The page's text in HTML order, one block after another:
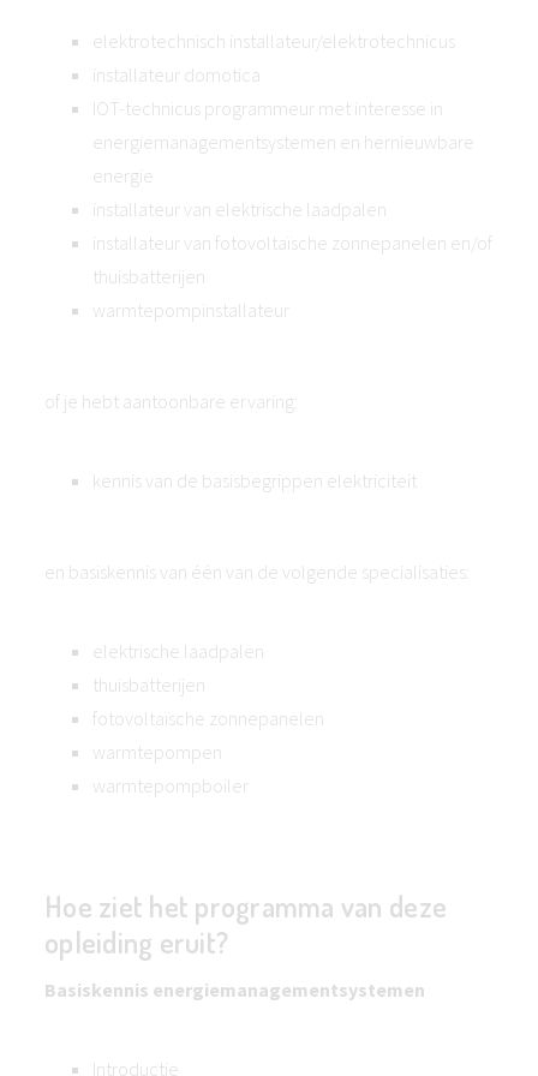
elektrotechnisch installateur/elektrotechnicus
installateur domotica
IOT-technicus programmeur met interesse in
energiemanagementsystemen en hernieuwbare
energie
installateur van elektrische laadpalen
installateur van fotovoltaïsche zonnepanelen en/of
thuisbatterijen
warmtepompinstallateur
of je hebt aantoonbare ervaring:
kennis van de basisbegrippen elektriciteit
en basiskennis van één van de volgende specialisaties:
elektrische laadpalen
thuisbatterijen
fotovoltaïsche zonnepanelen
warmtepompen
warmtepompboiler
Hoe ziet het programma van deze
opleiding eruit?
Basiskennis energiemanagementsystemen
Introductie